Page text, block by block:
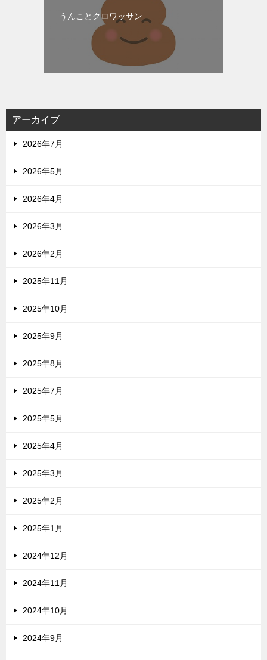
うんことクロワッサン
アーカイブ
2026年7月
2026年5月
2026年4月
2026年3月
2026年2月
2025年11月
2025年10月
2025年9月
2025年8月
2025年7月
2025年5月
2025年4月
2025年3月
2025年2月
2025年1月
2024年12月
2024年11月
2024年10月
2024年9月